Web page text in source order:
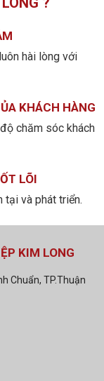
hài lòng với
KHÁCH HÀNG
chăm sóc khách
LÕI
tại và phát triển.
KIM LONG
Chuẩn, TP.Thuận